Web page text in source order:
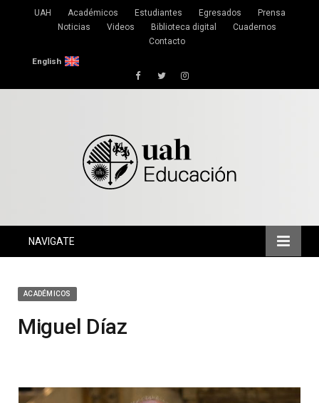
UAH Académicos Estudiantes Egresados
Prensa
Noticias
Videos Biblioteca digital
Cuadernos
Contacto
English
FacebookTwitterInstagram
NAVIGATE
ACADÉMICOS
Miguel Díaz